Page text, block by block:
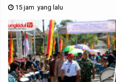
15 jam yang lalu